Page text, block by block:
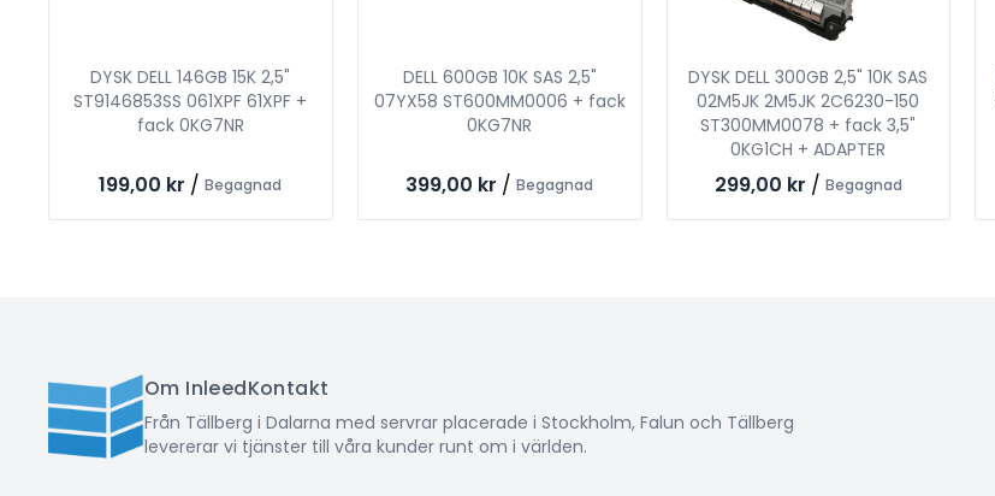
DYSK DELL 146GB 15K 2,5"
ST9146853SS 061XPF 61XPF +
fack 0KG7NR
199,00 kr / Begagnad
DELL 600GB 10K SAS 2,5"
07YX58 ST600MM0006 + fack
0KG7NR
399,00 kr / Begagnad
DYSK DELL 300GB 2,5" 10K SAS
02M5JK 2M5JK 2C6230-150
ST300MM0078 + fack 3,5"
0KG1CH + ADAPTER
299,00 kr / Begagnad
Om InleedKontakt
Från Tällberg i Dalarna med servrar placerade i Stockholm, Falun och Tällberg
levererar vi tjänster till våra kunder runt om i världen.